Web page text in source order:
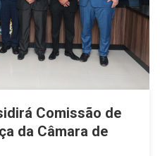
Comissão de
da Câmara de